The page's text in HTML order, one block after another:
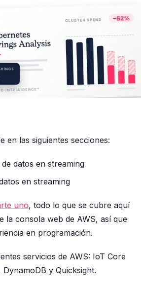
en las siguientes secciones:
datos en streaming
en streaming
uno, todo lo que se cubre aquí
la consola web de AWS, así que
en programación.
servicios de AWS: IoT Core
y Quicksight.